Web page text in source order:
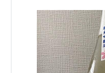
代表者 ： 橋場友一（
杜 氏 ： 小原 彦人（
≪製品情報≫
主な銘柄名： いづみ橋